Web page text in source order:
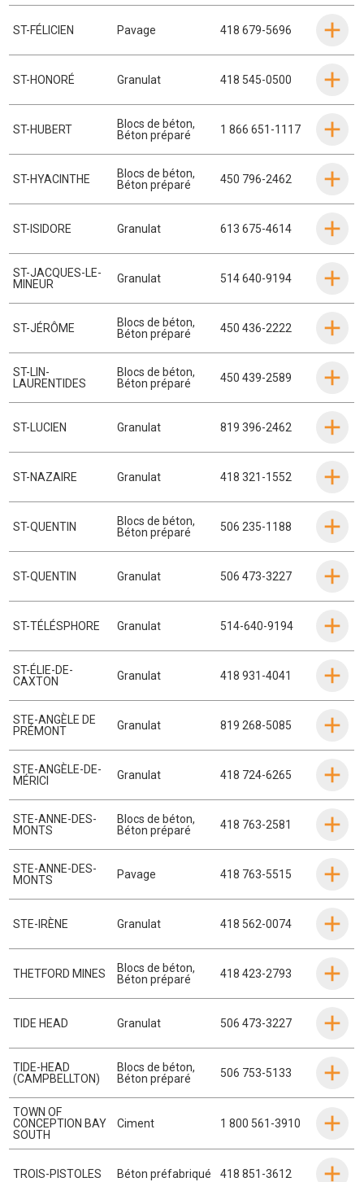
ST-FÉLICIEN Pavage 418 679-5696
ST-HONORÉ Granulat 418 545-0500
ST-HUBERT Blocs de béton,
Béton préparé
1 866 651-1117
ST-HYACINTHE Blocs de béton,
Béton préparé
450 796-2462
ST-ISIDORE Granulat 613 675-4614
ST-JACQUES-LE-
MINEUR
Granulat 514 640-9194
ST-JÉRÔME Blocs de béton,
Béton préparé
450 436-2222
ST-LIN-
LAURENTIDES
Blocs de béton,
Béton préparé
450 439-2589
ST-LUCIEN Granulat 819 396-2462
ST-NAZAIRE Granulat 418 321-1552
ST-QUENTIN Blocs de béton,
Béton préparé
506 235-1188
ST-QUENTIN Granulat 506 473-3227
ST-TÉLÉSPHORE Granulat 514-640-9194
ST-ÉLIE-DE-
CAXTON
Granulat 418 931-4041
STE-ANGÈLE DE
PRÉMONT
Granulat 819 268-5085
STE-ANGÈLE-DE-
MÉRICI
Granulat 418 724-6265
STE-ANNE-DES-
MONTS
Blocs de béton,
Béton préparé
418 763-2581
STE-ANNE-DES-
MONTS
Pavage 418 763-5515
STE-IRÈNE Granulat 418 562-0074
THETFORD MINES Blocs de béton,
Béton préparé
418 423-2793
TIDE HEAD Granulat 506 473-3227
TIDE-HEAD
(CAMPBELLTON)
Blocs de béton,
Béton préparé
506 753-5133
TOWN OF
CONCEPTION BAY
SOUTH
Ciment 1 800 561-3910
TROIS-PISTOLES Béton préfabriqué 418 851-3612